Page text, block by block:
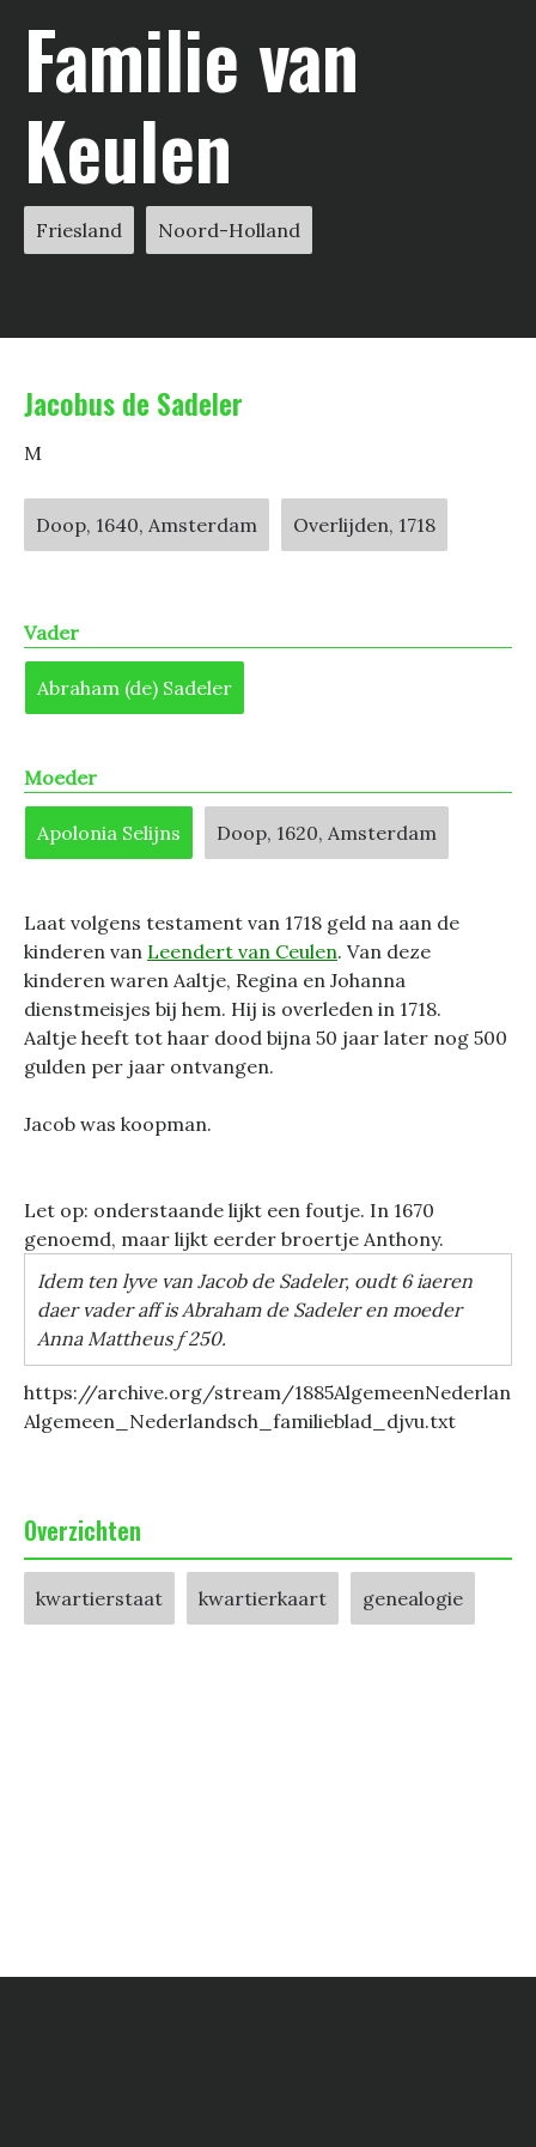
Familie van
Keulen
Friesland Noord-Holland
Jacobus de Sadeler
M
Doop, 1640, Amsterdam Overlijden, 1718
Vader
Abraham (de) Sadeler
Moeder
Apolonia Selijns Doop, 1620, Amsterdam
Laat volgens testament van 1718 geld na aan de
kinderen van Leendert van Ceulen. Van deze
kinderen waren Aaltje, Regina en Johanna
dienstmeisjes bij hem. Hij is overleden in 1718.
Aaltje heeft tot haar dood bijna 50 jaar later nog 500
gulden per jaar ontvangen.
Jacob was koopman.
Let op: onderstaande lijkt een foutje. In 1670
genoemd, maar lijkt eerder broertje Anthony.
Idem ten lyve van Jacob de Sadeler, oudt 6 iaeren
daer vader aff is Abraham de Sadeler en moeder
Anna Mattheus ƒ 250.
https://archive.org/stream/
Algemeen_Nederlandsch_familieblad_djvu.txt
Overzichten
kwartierstaat kwartierkaart genealogie